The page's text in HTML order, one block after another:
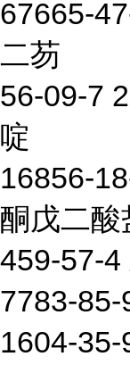
67665-
二芴
56-09-7
啶
16856-
酮戊二酸
459-57-4
7783-
1604-